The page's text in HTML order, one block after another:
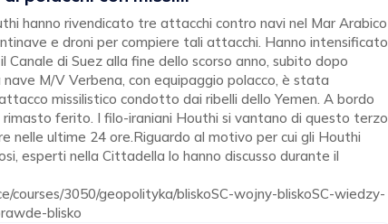
hanno rivendicato tre attacchi contro navi nel Mar Arabico
e droni per compiere tali attacchi. Hanno intensificato
di Suez alla fine dello scorso anno, subito dopo
M/V Verbena, con equipaggio polacco, è stata
missilistico condotto dai ribelli dello Yemen. A bordo
rimasto ferito. I filo-iraniani Houthi si vantano di questo terzo
nelle ultime 24 ore.Riguardo al motivo per cui gli Houthi
esperti nella Cittadella lo hanno discusso durante il
courses/3050/geopolityka/bliskoSC-wojny-bliskoSC-wiedzy-
blisko